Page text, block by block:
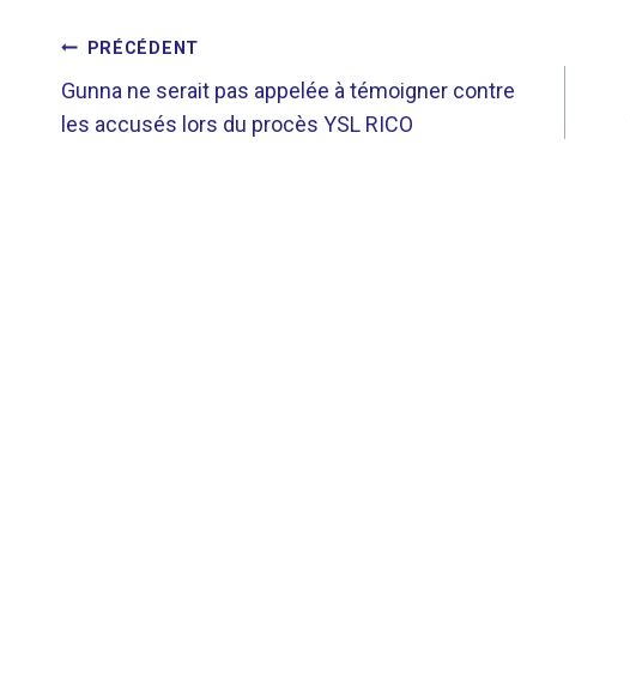
NAVIGATION
DE
PRÉCÉDENT
Gunna ne serait pas appelée à témoigner contre
les accusés lors du procès YSL RICO